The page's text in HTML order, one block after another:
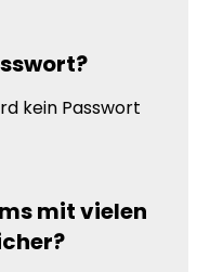
kein Passwort
mit vielen